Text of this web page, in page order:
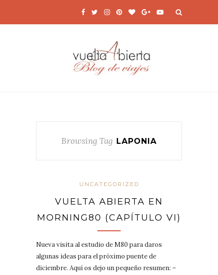
Browsing Tag LAPONIA
UNCATEGORIZED
VUELTA ABIERTA EN
MORNING80 (CAPÍTULO VI)
Nueva visita al estudio de M80 para daros
algunas ideas para el próximo puente de
diciembre. Aquí os dejo un pequeño resumen: –